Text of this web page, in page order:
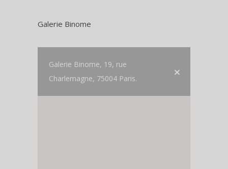
Galerie Binome
Galerie Binome, 19, rue
Charlemagne, 75004 Paris.